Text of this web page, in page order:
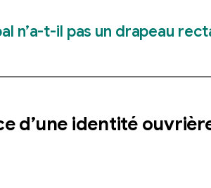
n’a-t-il pas un drapeau
d’une identité